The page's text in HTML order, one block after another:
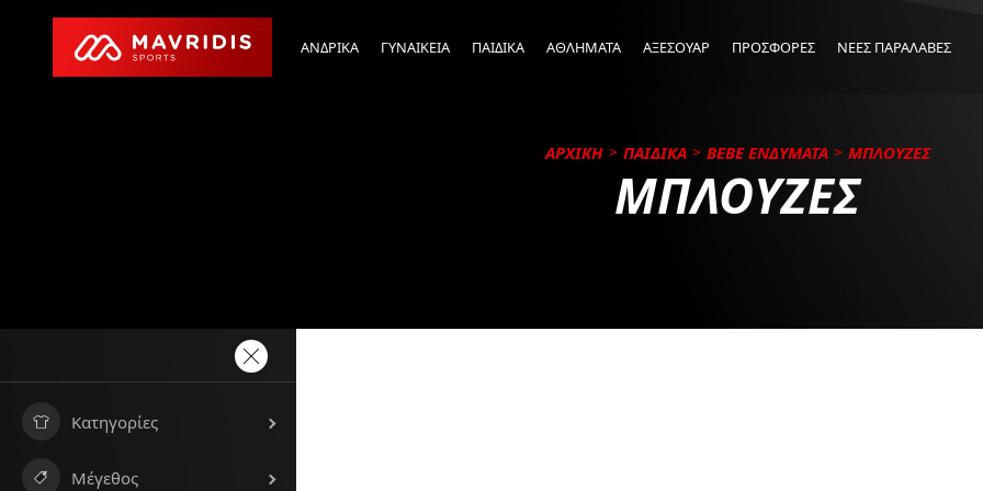
ΑΝΔΡΙΚΑ ΓΥΝΑΙΚΕΙΑ ΠΑΙΔΙΚΑ ΑΘΛΗΜΑΤΑ ΑΞΕΣΟΥΑΡ ΠΡΟΣΦΟΡΕΣ ΝΕΕΣ ΠΑΡΑΛΑΒΕΣ
ΑΡΧΙΚΗ ΠΑΙΔΙΚΑ BEBE ΕΝΔΥΜΑΤΑ ΜΠΛΟΥΖΕΣ
ΜΠΛΟΥΖΕΣ
Κατηγορίες
Μέγεθος